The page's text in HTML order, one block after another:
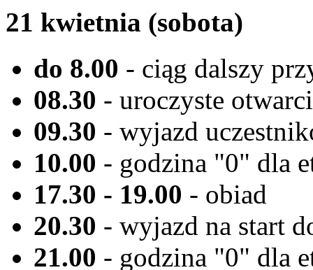
21 kwietnia (sobota)
do 8.00 - ciąg dalszy
08.30 - uroczyste
09.30 - wyjazd
10.00 - godzina "0" dla
17.30 - 19.00 - obiad
20.30 - wyjazd na start
21.00 - godzina "0" dla